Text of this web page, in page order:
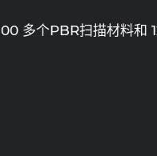
多个PBR扫描材料和